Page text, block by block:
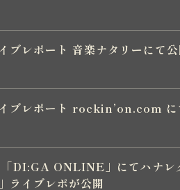
レポート 音楽ナタリーにて公
レポート rockin’on.com に
DI:GA ONLINE」にてハナ
イブレポが公開